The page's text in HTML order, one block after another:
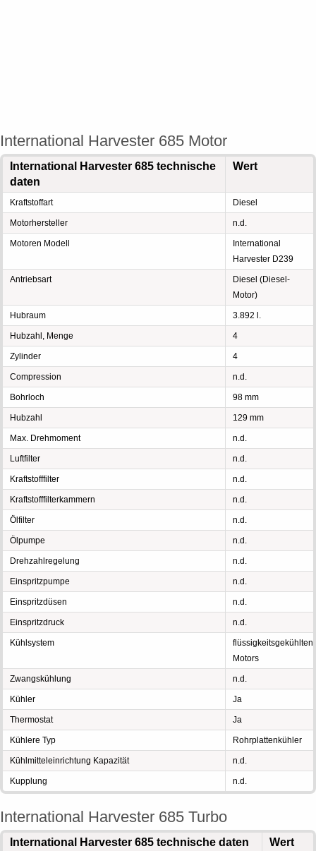
International Harvester 685 Motor
International Harvester 685 technische
daten
Wert
Kraftstoffart Diesel
Motorhersteller n.d.
Motoren Modell
International
Harvester D239
Antriebsart
Diesel (Diesel-
Motor)
Hubraum 3.892 l.
Hubzahl, Menge 4
Zylinder 4
Compression n.d.
Bohrloch 98 mm
Hubzahl 129 mm
Max. Drehmoment n.d.
Luftfilter n.d.
Kraftstofffilter n.d.
Kraftstofffilterkammern n.d.
Ölfilter n.d.
Ölpumpe n.d.
Drehzahlregelung n.d.
Einspritzpumpe n.d.
Einspritzdüsen n.d.
Einspritzdruck n.d.
Kühlsystem
flüssigkeitsgekühlten
Motors
Zwangskühlung n.d.
Kühler Ja
Thermostat Ja
Kühlere Typ Rohrplattenkühler
Kühlmitteleinrichtung Kapazität n.d.
Kupplung n.d.
International Harvester 685 Turbo
International Harvester 685 technische daten Wert